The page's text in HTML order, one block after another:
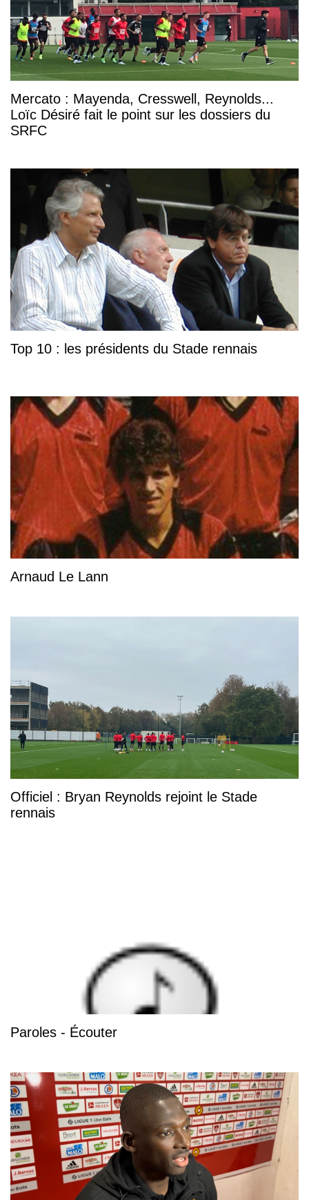
Mercato : Mayenda, Cresswell, Reynolds...
Loïc Désiré fait le point sur les dossiers du
SRFC
Top 10 : les présidents du Stade rennais
Arnaud Le Lann
Officiel : Bryan Reynolds rejoint le Stade
rennais
Paroles - Écouter